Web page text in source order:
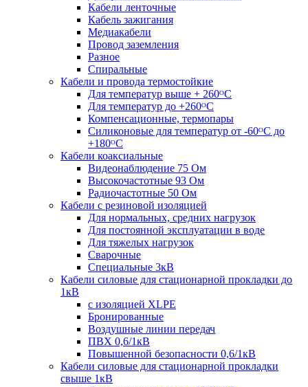
Кабели ленточные
Кабель зажигания
Медиакабели
Провод заземления
Разное
Спиральные
Кабели и провода термостойкие
Для температур выше + 260ᴼС
Для температур до +260ᴼС
Компенсационные, термопары
Силиконовые для температур от -60ᴼC до
+180ᴼС
Кабели коаксиальные
Видеонаблюдение 75 Ом
Высокочастотные 93 Ом
Радиочастотные 50 Ом
Кабели с резиновой изоляцией
Для нормальных, средних нагрузок
Для постоянной эксплуатации в воде
Для тяжелых нагрузок
Сварочные
Специальные 3кВ
Кабели силовые для стационарной прокладки до
1кВ
c изоляцией XLPE
Бронированные
Воздушные линии передач
ПВХ 0,6/1кВ
Повышенной безопасности 0,6/1кВ
Кабели силовые для стационарной прокладки
свыше 1кВ